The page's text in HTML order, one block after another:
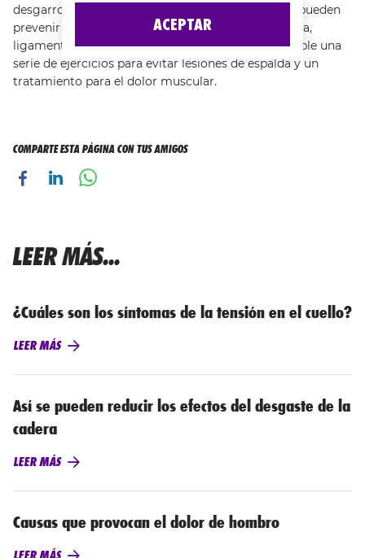
desgarro muscular de espalda. Algunos ejercicios pueden
prevenir la aparición de roturas fibrilar en la espalda,
ligamentos o esguinces , por lo que es recomendable una
serie de ejercicios para evitar lesiones de espalda y un
tratamiento para el dolor muscular.
COMPARTE ESTA PÁGINA CON TUS AMIGOS
LEER MÁS...
¿Cuáles son los síntomas de la tensión en el cuello?
LEER MÁS
Así se pueden reducir los efectos del desgaste de la
cadera
LEER MÁS
Causas que provocan el dolor de hombro
ACEPTAR